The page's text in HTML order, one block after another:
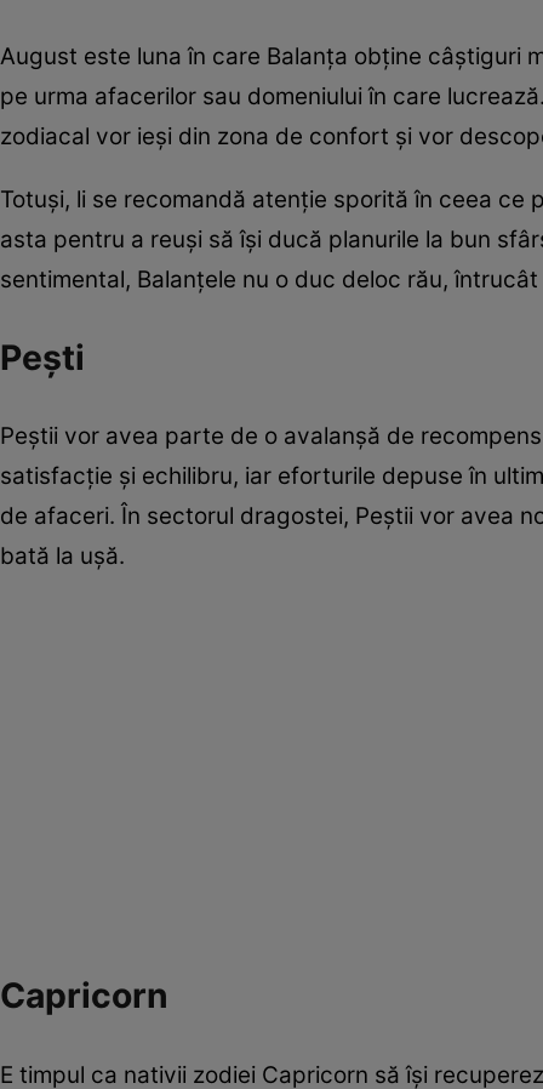
August este luna în care Balanța obține câștiguri
pe urma afacerilor sau domeniului în care
zodiacal vor ieși din zona de confort și vor
Totuși, li se recomandă atenție sporită în ceea
asta pentru a reuși să își ducă planurile la bun
sentimental, Balanțele nu o duc deloc rău,
Pești
Peștii vor avea parte de o avalanșă de
satisfacție și echilibru, iar eforturile depuse în
de afaceri. În sectorul dragostei, Peștii vor avea
bată la ușă.
Capricorn
E timpul ca nativii zodiei Capricorn să își